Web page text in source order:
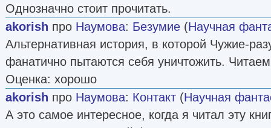
Однозначно стоит прочитать.
akorish про Наумова: Безумие (Научная
Альтернативная история, в которой Чужие-
фанатично пытаются себя уничтожить.
Оценка: хорошо
akorish про Наумова: Контакт (Научная
А это самое интересное, когда я читал эту